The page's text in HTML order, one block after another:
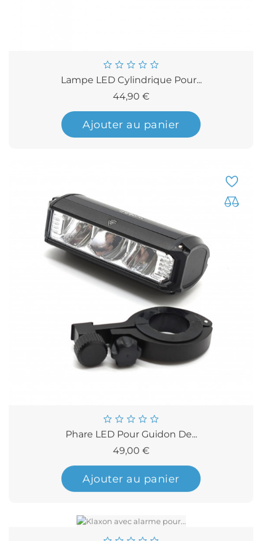
Lampe LED Cylindrique Pour...
44,90 €Prix
Ajouter au panier
Phare LED Pour Guidon De...
49,00 €Prix
Ajouter au panier